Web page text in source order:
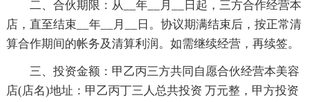
二、合伙期限：从__年__月__日起，三方合作经营本
店，直至结束__年__月__日。协议期满结束后，按正常清
算合作期间的帐务及清算利润。如需继续经营，再续签。
三、投资金额：甲乙丙三方共同自愿合伙经营本美容
店(店名)地址：甲乙丙丁三人总共投资 万元整，甲方投资